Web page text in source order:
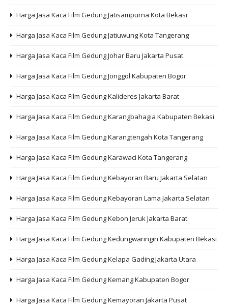
Harga Jasa Kaca Film Gedung Jatisampurna Kota Bekasi
Harga Jasa Kaca Film Gedung Jatiuwung Kota Tangerang
Harga Jasa Kaca Film Gedung Johar Baru Jakarta Pusat
Harga Jasa Kaca Film Gedung Jonggol Kabupaten Bogor
Harga Jasa Kaca Film Gedung Kalideres Jakarta Barat
Harga Jasa Kaca Film Gedung Karangbahagia Kabupaten Bekasi
Harga Jasa Kaca Film Gedung Karangtengah Kota Tangerang
Harga Jasa Kaca Film Gedung Karawaci Kota Tangerang
Harga Jasa Kaca Film Gedung Kebayoran Baru Jakarta Selatan
Harga Jasa Kaca Film Gedung Kebayoran Lama Jakarta Selatan
Harga Jasa Kaca Film Gedung Kebon Jeruk Jakarta Barat
Harga Jasa Kaca Film Gedung Kedungwaringin Kabupaten Bekasi
Harga Jasa Kaca Film Gedung Kelapa Gading Jakarta Utara
Harga Jasa Kaca Film Gedung Kemang Kabupaten Bogor
Harga Jasa Kaca Film Gedung Kemayoran Jakarta Pusat